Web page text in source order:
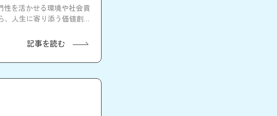
性を活かせる環境や社会貢
人生に寄り添う価値創出
記事を読む